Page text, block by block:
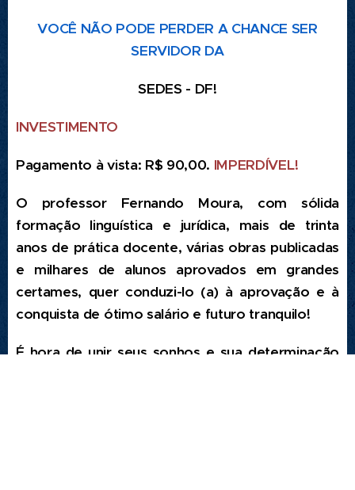
VOCÊ NÃO PODE PERDER A CHANCE SER
SERVIDOR DA
SEDES - DF!
INVESTIMENTO
Pagamento à vista: R$ 90,00. IMPERDÍVEL!
O professor Fernando Moura, com sólida
formação linguística e jurídica, mais de trinta
anos de prática docente, várias obras publicadas
e milhares de alunos aprovados em grandes
certames, quer conduzi-lo (a) à aprovação e à
conquista de ótimo salário e futuro tranquilo!
É hora de unir seus sonhos e sua determinação